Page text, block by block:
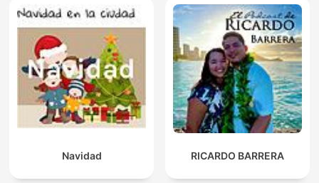
Navidad RICARDO BARRERA